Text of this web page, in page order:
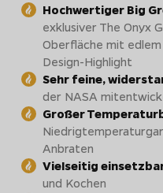
Hochwertiger Big
exklusiver The Onyx
Oberfläche mit
Design-Highlight
Sehr feine,
der NASA
Großer
Anbraten
Vielseitig
und Kochen